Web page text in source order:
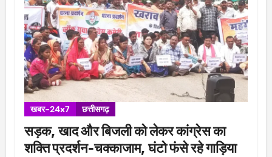
खबर-24x7 छत्तीसगढ़
सड़क, खाद और बिजली को लेकर कांग्रेस का
शक्ति प्रदर्शन-चक्काजाम, घंटो फंसे रहे गाड़िया